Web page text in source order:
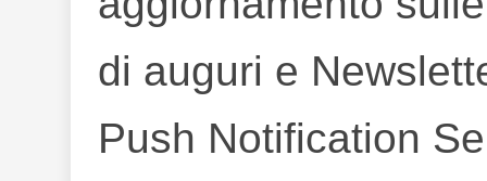
di auguri e
Push Notification